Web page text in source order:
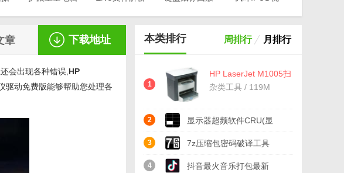
M29w一体机驱动官
章 下载地址
还会出现各种错误, HP
驱动免费版能够帮助您处理各
本类排行 周排行 月排行
1
HP LaserJet M1005扫
描仪驱动免费版(惠普
扫描仪驱动) 安装板
杂类工具 / 119M
2 显示器超频软件CRU(显
示器刷新率超频) 免费版
3 7z压缩包密码破译工具
(忘记压缩包密码)
4 抖音最火音乐打包最新